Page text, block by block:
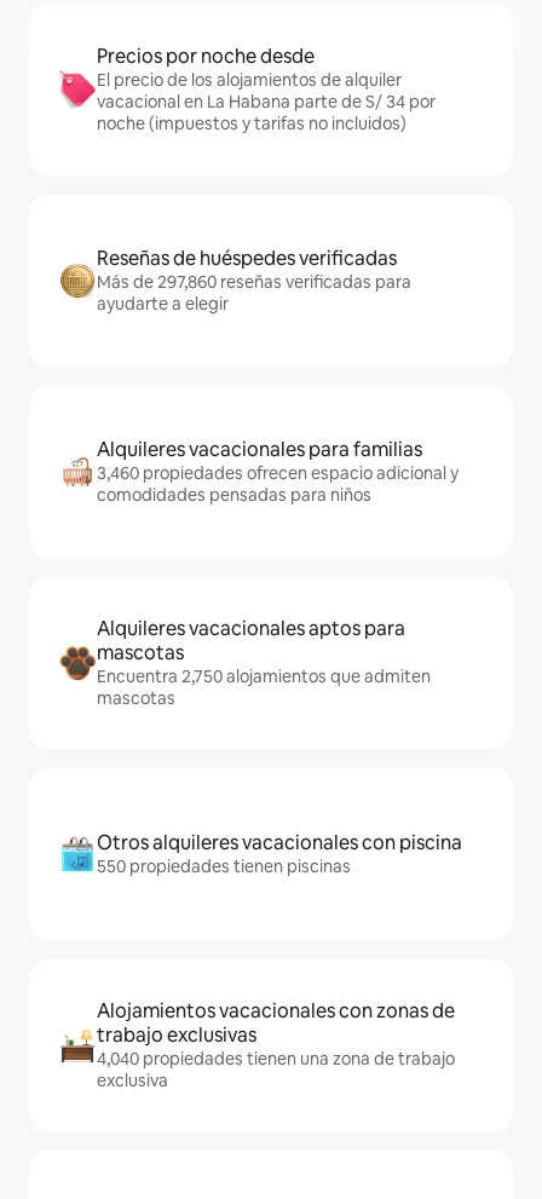
Precios por noche desde
El precio de los alojamientos de alquiler
vacacional en La Habana parte de S/ 34 por
noche (impuestos y tarifas no incluidos)
Reseñas de huéspedes verificadas
Más de 297,860 reseñas verificadas para
ayudarte a elegir
Alquileres vacacionales para familias
3,460 propiedades ofrecen espacio adicional y
comodidades pensadas para niños
Alquileres vacacionales aptos para
mascotas
Encuentra 2,750 alojamientos que admiten
mascotas
Otros alquileres vacacionales con piscina
550 propiedades tienen piscinas
Alojamientos vacacionales con zonas de
trabajo exclusivas
4,040 propiedades tienen una zona de trabajo
exclusiva